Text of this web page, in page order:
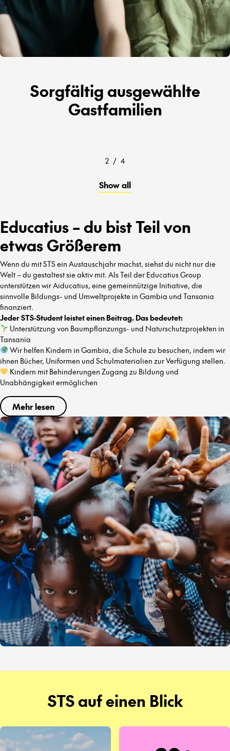
Sorgfältig ausgewählte
Gastfamilien
2 / 4
Show all
Educatius – du bist Teil von
etwas Größerem
Wenn du mit STS ein Austauschjahr machst, siehst du nicht nur die
Welt – du gestaltest sie aktiv mit. Als Teil der Educatius Group
unterstützen wir Aiducatius, eine gemeinnützige Initiative, die
sinnvolle Bildungs- und Umweltprojekte in Gambia und Tansania
finanziert.
Jeder STS-Student leistet einen Beitrag. Das bedeutet:
Unterstützung von Baumpflanzungs- und Naturschutzprojekten in
Tansania
Wir helfen Kindern in Gambia, die Schule zu besuchen, indem wir
ihnen Bücher, Uniformen und Schulmaterialien zur Verfügung stellen.
Kindern mit Behinderungen Zugang zu Bildung und
Unabhängigkeit ermöglichen
Mehr lesen
STS auf einen Blick